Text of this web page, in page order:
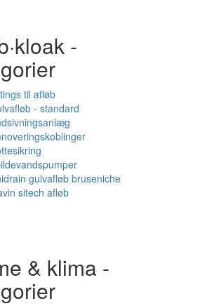
-
til afløb
- standard
gulvafløb bruseniche
sitech afløb
& klima -